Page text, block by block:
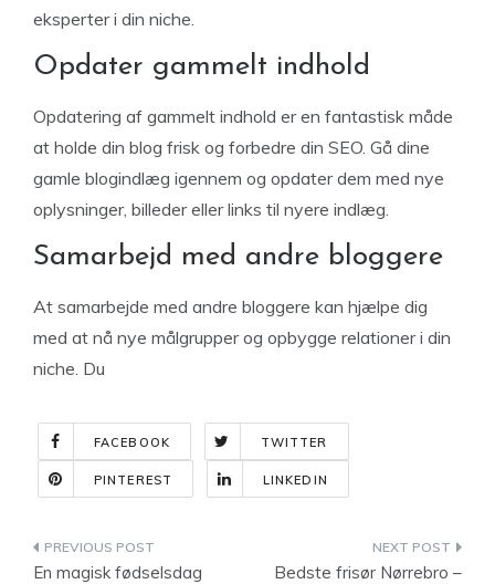
eksperter i din niche.
Opdater gammelt indhold
Opdatering af gammelt indhold er en fantastisk måde
at holde din blog frisk og forbedre din SEO. Gå dine
gamle blogindlæg igennem og opdater dem med nye
oplysninger, billeder eller links til nyere indlæg.
Samarbejd med andre bloggere
At samarbejde med andre bloggere kan hjælpe dig
med at nå nye målgrupper og opbygge relationer i din
niche. Du
FACEBOOK TWITTER
PINTEREST LINKEDIN
Indlægsnavigation
En magisk fødselsdag
Bedste frisør Nørrebro –